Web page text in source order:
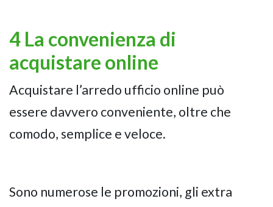
4 La convenienza di
acquistare online
Acquistare l’arredo ufficio online può
essere davvero conveniente, oltre che
comodo, semplice e veloce.
Sono numerose le promozioni, gli extra